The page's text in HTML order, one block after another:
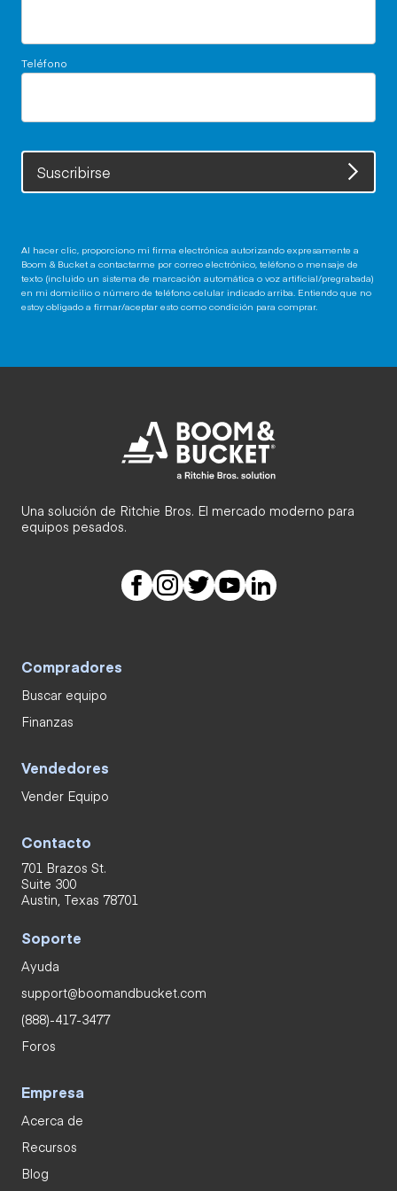
Teléfono
Suscribirse
Al hacer clic, proporciono mi firma electrónica autorizando expresamente a
Boom & Bucket a contactarme por correo electrónico, teléfono o mensaje de
texto (incluido un sistema de marcación automática o voz artificial/pregrabada)
en mi domicilio o número de teléfono celular indicado arriba. Entiendo que no
estoy obligado a firmar/aceptar esto como condición para comprar.
Una solución de Ritchie Bros. El mercado moderno para
equipos pesados.
Compradores
Buscar equipo
Finanzas
Vendedores
Vender Equipo
Contacto
701 Brazos St.
Suite 300
Austin, Texas 78701
Soporte
Ayuda
support@boomandbucket.com
(888)-417-3477
Foros
Empresa
Acerca de
Recursos
Blog